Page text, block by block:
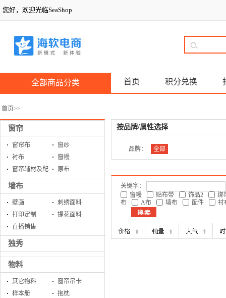
您好，欢迎光临SeaShop
全部商品分类 首页 积分兑换
首页>>
窗帘
窗帘布
窗纱
衬布
窗幔
窗帘辅材及配
件
原布
墙布
壁画
刺绣面料
打印定制
提花面料
直播销售
独秀
物料
其它物料
窗帘吊卡
样本册
抱枕
按品牌/属性选择
品牌： 全部
关键字：
窗幔
贴布带 饰品2
绑
布
A布 墙布 配件 衬